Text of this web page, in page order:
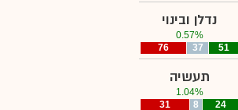
נדלן ובינוי
0.57%
76
37 51
תעשיה
1.04%
31
8 24